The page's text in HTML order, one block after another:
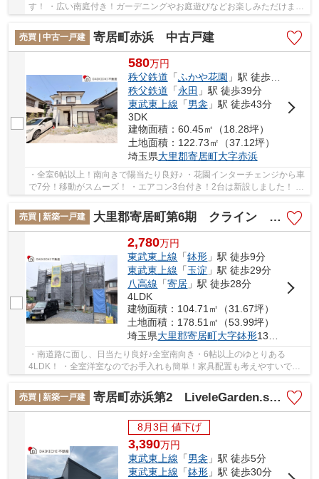
す！ ・広い南庭付き！ガーデニングやお庭遊びなどお楽しみただけま
す！ ・最寄り駅まで徒歩12分の立地♪お出かけや...
売買 | 中古一戸建
寄居町赤浜 中古戸建
580万円
秩父鉄道 「ふかや花園 」駅 徒歩49分
秩父鉄道 「永田 」駅 徒歩39分
東武東上線 「男衾」駅 徒歩43分
3DK
建物面積：60.45㎡（18.28坪）
土地面積：122.73㎡（37.12坪）
埼玉県大里郡寄居町大字赤浜
・全室6帖以上！南向きで陽当たり良好♪ ・花園インターチェンジから車
で7分！移動がスムーズ！ ・エアコン3台付き！2台は新設しました！ い
つでもお気軽にお声がけください♪ 駅からの...
売買 | 新築一戸建
大里郡寄居町第6期 クライン 新築戸建 全1棟 1号棟
2,780万円
東武東上線 「鉢形 」駅 徒歩9分
東武東上線 「玉淀 」駅 徒歩29分
八高線 「寄居 」駅 徒歩28分
4LDK
建物面積：104.71㎡（31.67坪）
土地面積：178.51㎡（53.99坪）
埼玉県大里郡寄居町大字鉢形13212-7
・南道路に面し、日当たり良好♪全室南向き・6帖以上のゆとりある
4LDK！ ・全室洋室なのでお手入れも簡単！家具配置も考えやすいです
売買 | 新築一戸建
寄居町赤浜第2 LiveleGarden.s 新築戸建 全1棟 1号棟
8月3日 値下げ
3,390万円
東武東上線 「男衾」駅 徒歩5分
東武東上線 「鉢形」駅 徒歩30分